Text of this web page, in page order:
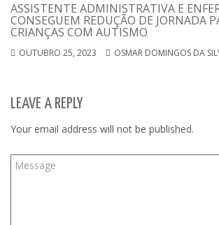
ASSISTENTE ADMINISTRATIVA E
CONSEGUEM REDUÇÃO DE JORNADA
CRIANÇAS COM AUTISMO
OUTUBRO 25, 2023 OSMAR DOMINGOS DA
LEAVE A REPLY
Your email address will not be published.